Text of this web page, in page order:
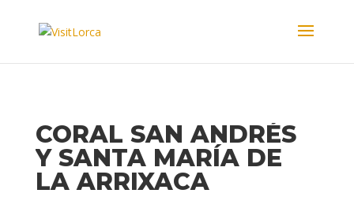
CORAL SAN ANDRÉS
Y SANTA MARÍA DE
LA ARRIXACA